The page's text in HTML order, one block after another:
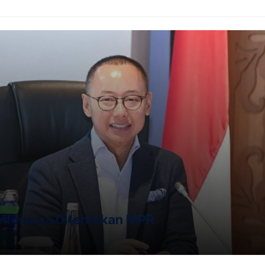
serta mendapat perlindungan dari kekerasan dan
anak diatur dalam Pasal 76E Undang-Undang
Dalam Pasal 76E tersebut dikatakan : ”Setiap Orang
serangkaian kebohongan, atau membujuk Anak
yang di bawah umur jelas merupakan bentuk dari
Ansor #polres sidempuan
Stand Bank Sampah di
Pos berikutnya
Ditentukan MPR